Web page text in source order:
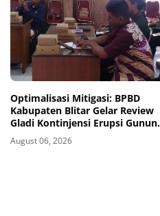
Optimalisasi Mitigasi: BPBD
Kabupaten Blitar Gelar Review
Gladi Kontinjensi Erupsi
Kelud
August 06, 2026